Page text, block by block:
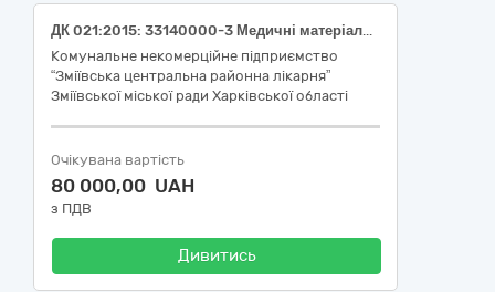
ДК 021:2015: 33140000-3 Медичні матеріали (Стоматологічні матеріали)
Комунальне некомерційне підприємство
“Зміївська центральна районна лікарня”
Зміївської міської ради Харківської області
Очікувана вартість
80 000,00 UAH
з ПДВ
Дивитись